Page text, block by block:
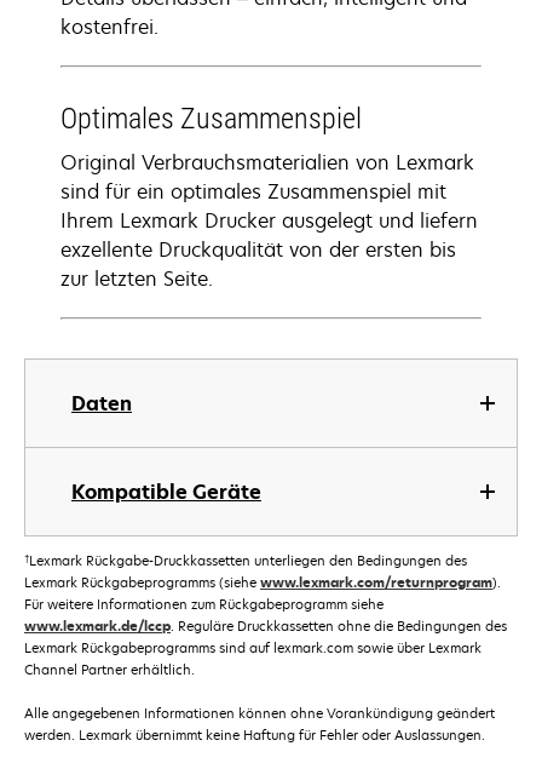
Daten
Kompatible Geräte
kostenfrei.
Optimales Zusammenspiel
Original Verbrauchsmaterialien von Lexmark
sind für ein optimales Zusammenspiel mit
Ihrem Lexmark Drucker ausgelegt und liefern
exzellente Druckqualität von der ersten bis
zur letzten Seite.
†Lexmark Rückgabe-Druckkassetten unterliegen den Bedingungen des
Lexmark Rückgabeprogramms (siehe www.lexmark.com/returnprogram).
Für weitere Informationen zum Rückgabeprogramm siehe
www.lexmark.de/lccp. Reguläre Druckkassetten ohne die Bedingungen des
Lexmark Rückgabeprogramms sind auf lexmark.com sowie über Lexmark
Channel Partner erhältlich.
Alle angegebenen Informationen können ohne Vorankündigung geändert
werden. Lexmark übernimmt keine Haftung für Fehler oder Auslassungen.